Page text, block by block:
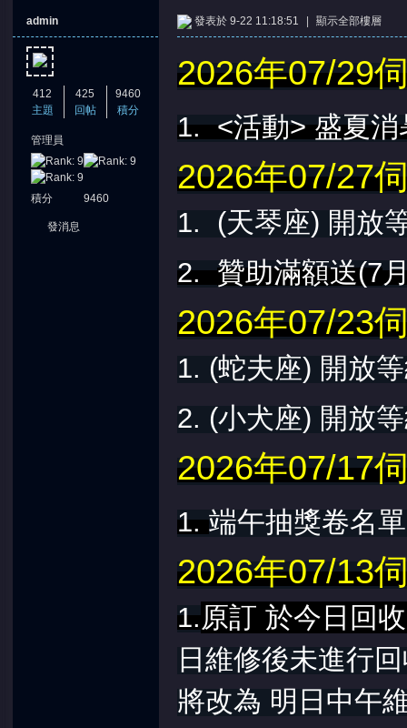
admin
412
主題
425
回帖
9460
積分
管理員
積分 9460
發消息
發表於 9-22 11:18:51 顯示全部樓層
2026年07/29
1. <活動> 盛夏
2026年07/27
1. (天琴座) 開放
2.贊助滿額送(7
2026年07/23
1. (蛇夫座) 開放
2. (小犬座) 開放
2026年07/17
1.端午抽獎卷名
2026年07/13
1.原訂 於今日回
日維修後未進行
將改為 明日中午